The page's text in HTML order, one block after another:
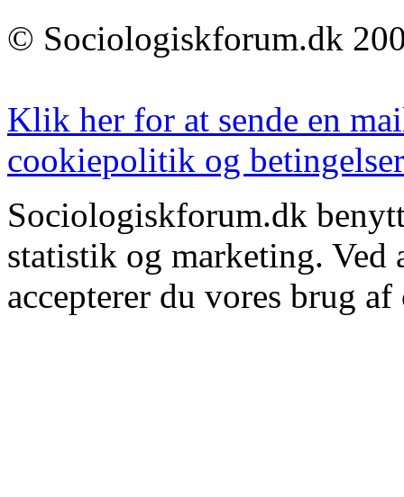
© Sociologiskforum.dk
Klik her for at sende en
cookiepolitik og
Sociologiskforum.dk
statistik og marketing. Ved
accepterer du vores brug